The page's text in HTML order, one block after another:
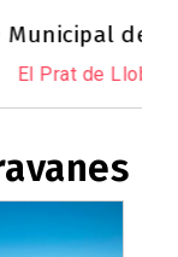
El Prat